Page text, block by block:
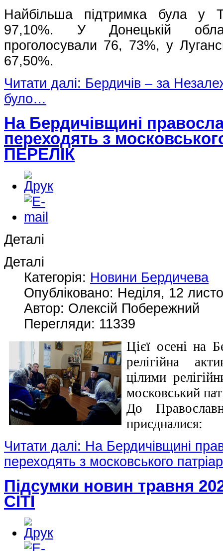
Найбільша підтримка була у
97,10%. У Донецькій
проголосували 76, 73%, у
67,50%.
Читати далі: Бердичів – за
було…
На Бердичівщині
переходять з
ПЕРЕЛІК
Деталі
Деталі
Категорія: Новини Бердичева
Опубліковано: Неділя, 12
Автор: Олексій Побережний
Перегляди: 11339
Цієї осені на
релігійна
цілими
московський
До
приєдналися:
Читати далі: На Бердичівщині
переходять з московського
Підсумки новин травня
СІТІ